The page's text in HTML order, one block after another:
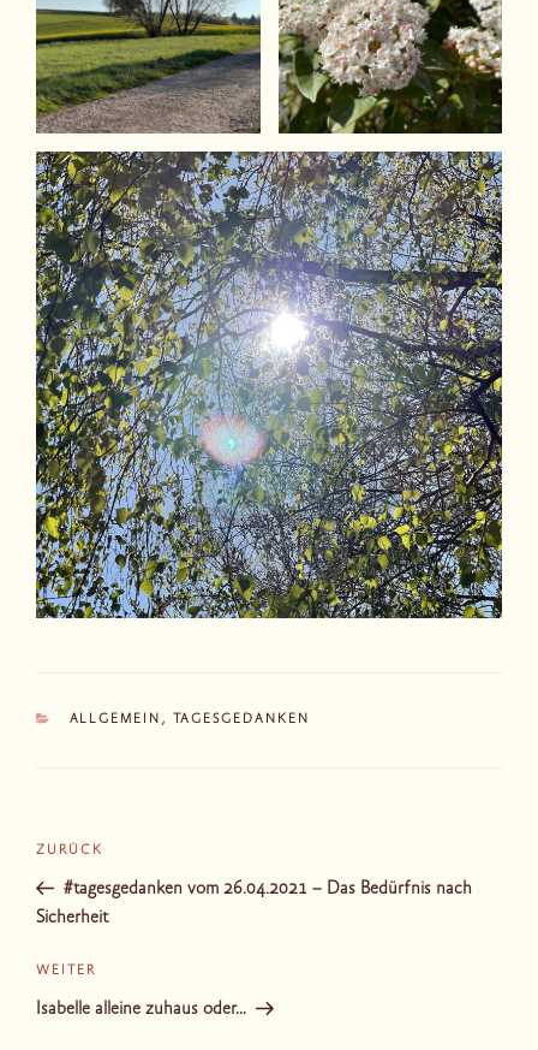
KATEGORIEN
ALLGEMEIN , TAGESGEDANKEN
Beitragsnavigation
Vorheriger
Beitrag
ZURÜCK
#tagesgedanken vom 26.04.2021 – Das Bedürfnis nach
Sicherheit
Nächster
Beitrag
WEITER
Isabelle alleine zuhaus oder…